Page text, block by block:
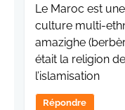
Le Maroc est
culture multi-
amazighe
était la religion
l’islamisation
Répondre